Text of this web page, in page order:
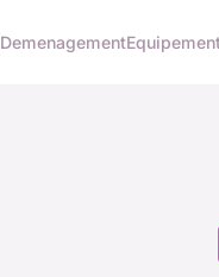
Demenagement